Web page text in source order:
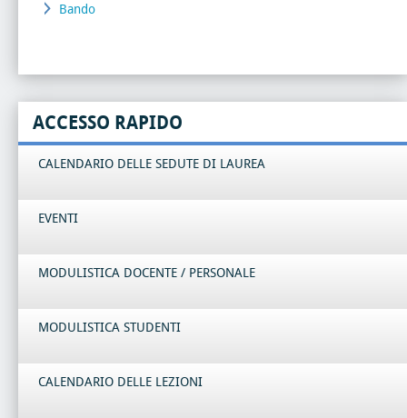
Bando
ACCESSO RAPIDO
CALENDARIO DELLE SEDUTE DI LAUREA
EVENTI
MODULISTICA DOCENTE / PERSONALE
MODULISTICA STUDENTI
CALENDARIO DELLE LEZIONI